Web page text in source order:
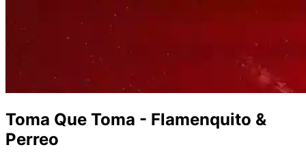
Toma Que Toma - Flamenquito &
Perreo